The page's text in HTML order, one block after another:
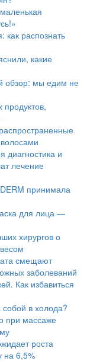
распознать
какие
обзор: мы едим не
диагностика и
лечение
принимала
для лица —
хирургов о
смещают
заболеваний
Как избавиться
собой в холода?
при массаже
роста
на 6,5%